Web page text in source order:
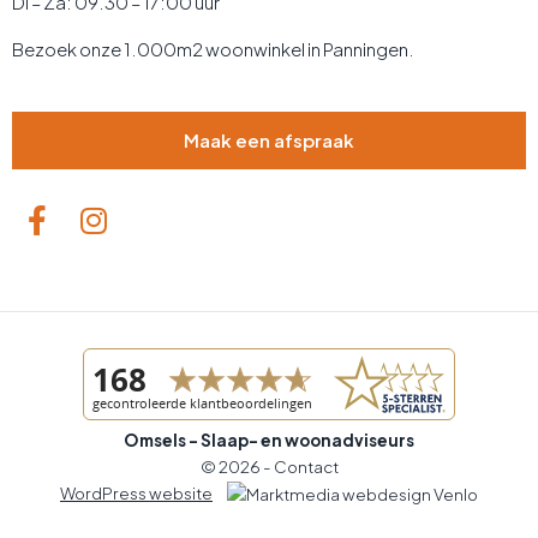
Bezoek onze 1.000m2 woonwinkel in Panningen.
Maak een afspraak
Omsels - Slaap- en woonadviseurs
© 2026 - Contact
WordPress website